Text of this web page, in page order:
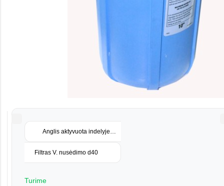
Anglis aktyvuota indelyje 400 gr
Filtras V. nusėdimo d40
Turime